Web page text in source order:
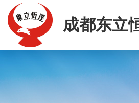
成都东立